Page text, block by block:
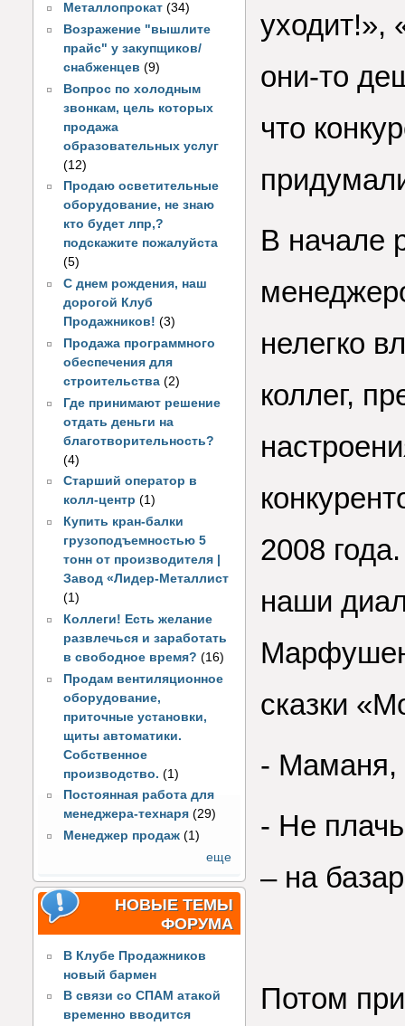
Металлопрокат (34)
Возражение "вышлите
прайс" у закупщиков/
снабженцев (9)
Вопрос по холодным
звонкам, цель которых
продажа
образовательных услуг
(12)
Продаю осветительные
оборудование, не знаю
кто будет лпр,?
подскажите пожалуйста
(5)
С днем рождения, наш
дорогой Клуб
Продажников! (3)
Продажа программного
обеспечения для
строительства (2)
Где принимают решение
отдать деньги на
благотворительность?
(4)
Старший оператор в
колл-центр (1)
Купить кран-балки
грузоподъемностью 5
тонн от производителя |
Завод «Лидер-Металлист
(1)
Коллеги! Есть желание
развлечься и заработать
в свободное время? (16)
Продам вентиляционное
оборудование,
приточные установки,
щиты автоматики.
Собственное
производство. (1)
Постоянная работа для
менеджера-технаря (29)
Менеджер продаж (1)
еще
НОВЫЕ ТЕМЫ
ФОРУМА
В Клубе Продажников
новый бармен
В связи со СПАМ атакой
временно вводится
уходит!»,
они-то
что
В начале
нелегко
коллег,
2008
наши
сказки
- Маманя,
- Не
– на
Потом